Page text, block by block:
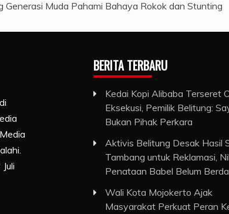
Generasi Muda Pahami Bahaya Rokok dan Stunting
BERITA TERBARU
Kedai Kopi Alibaba Terseret
Eksekusi, Pemilik Belitung:
Bukan Pihak Perkara
Aktivis Belitung Desak Hasil
Tambang untuk Reklamasi,
Penataan Babel Belum
Wali Kota Mojokerto Ajak
Masyarakat Perkuat Peran